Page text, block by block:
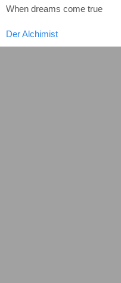
When dreams come true
Der Alchimist